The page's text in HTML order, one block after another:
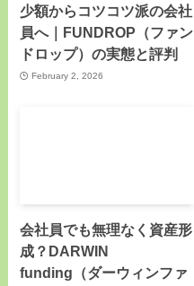
少額からコツコツ派の会社
員へ｜FUNDROP（ファン
ドロップ）の実態と評判
February 2, 2026
会社員でも無理なく資産形
成？DARWIN
funding（ダーウィンファ